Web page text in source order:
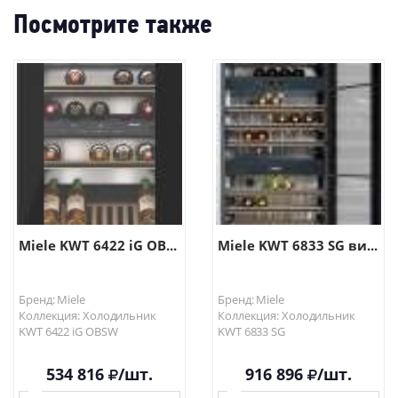
Посмотрите также
Miele KWT 6422 iG OB...
Бренд: Miele
Коллекция: Холодильник
KWT 6422 iG OBSW
534 816 /шт.
Miele KWT 6833 SG ви...
Бренд: Miele
Коллекция: Холодильник
KWT 6833 SG
916 896 /шт.